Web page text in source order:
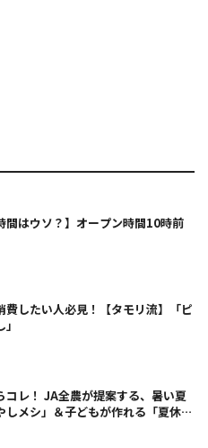
間はウソ？】オープン時間10時前
費したい人必見！【タモリ流】「ピ
コレ！ JA全農が提案する、暑い夏
しメシ」＆子どもが作れる「夏休み